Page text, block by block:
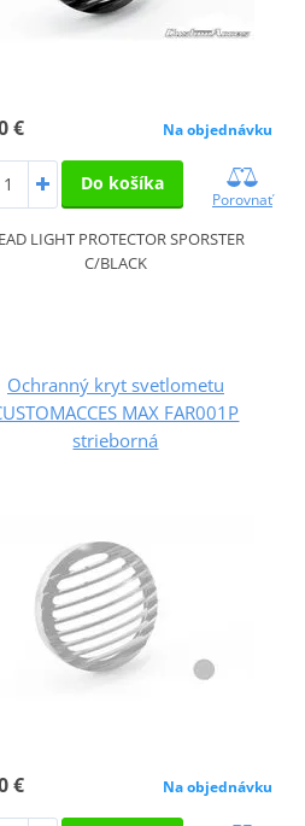
€ Na objednávku
Do košíka
Porovnať
LIGHT PROTECTOR SPORSTER
C/BLACK
Ochranný kryt svetlometu
MAX FAR001P
strieborná
€ Na objednávku